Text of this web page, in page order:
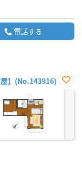
電話する
】(No.143916)
お気